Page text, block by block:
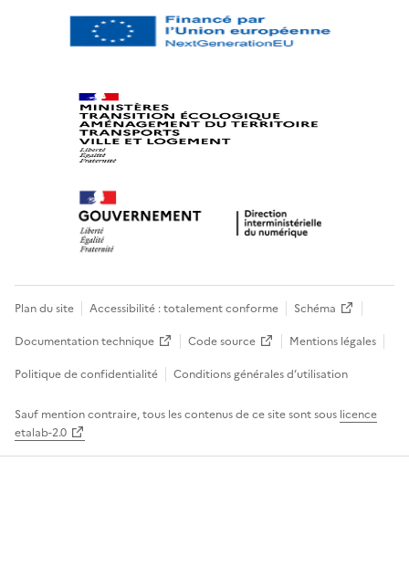
Plan du site Accessibilité : totalement conforme
Schéma
Documentation technique
Code source
Mentions légales
Politique de confidentialité
Conditions générales d’utilisation
Sauf mention contraire, tous les contenus de ce site sont sous licence
etalab-2.0